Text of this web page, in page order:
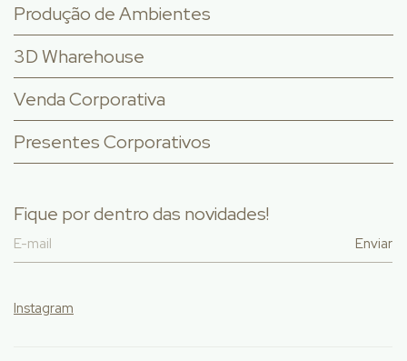
Produção de Ambientes
3D Wharehouse
Venda Corporativa
Presentes Corporativos
Fique por dentro das novidades!
Instagram